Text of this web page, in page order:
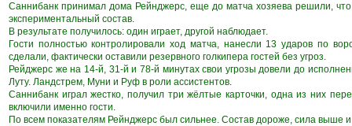
Саннибанк принимал дома Рейнджерс, еще до матча хозяева решили,
экспериментальный состав.
В результате получилось: один играет, другой наблюдает.
Гости полностью контролировали ход матча, нанесли 13 ударов по
сделали, фактически оставили резервного голкипера гостей без угроз.
Рейджерс же на 14-й, 31-й и 78-й минутах свои угрозы довели до
Луту. Ландстрем, Муни и Руф в роли ассистентов.
Саннибанк играл жестко, получил три жёлтые карточки, одна из них
включили именно гости.
По всем показателям Рейнджерс был сильнее. Состав дороже, сила выше и